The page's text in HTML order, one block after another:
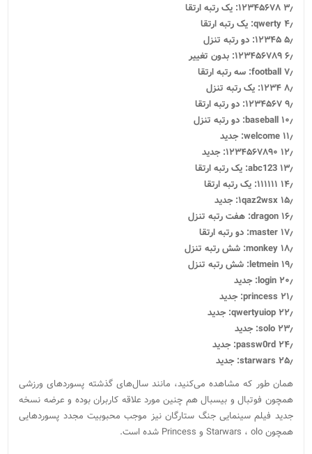
۳٫ ۱۲۳۴۵۶۷۸: یک رتبه ارتقا
۴٫ qwerty: یک رتبه ارتقا
۵٫ ۱۲۳۴۵: دو رتبه تنزل
۶٫ ۱۲۳۴۵۶۷۸۹: بدون تغییر
۷٫ football: سه رتبه ارتقا
۸٫ ۱۲۳۴: یک رتبه تنزل
۹٫ ۱۲۳۴۵۶۷: دو رتبه ارتقا
۱۰٫ baseball: دو رتبه تنزل
۱۱٫ welcome: جدید
۱۲٫ ۱۲۳۴۵۶۷۸۹۰: جدید
۱۳٫ abc123: یک رتبه ارتقا
۱۴٫ ۱۱۱۱۱۱: یک رتبه ارتقا
۱۵٫ ۱qaz2wsx: جدید
۱۶٫ dragon: هفت رتبه تنزل
۱۷٫ master: دو رتبه ارتقا
۱۸٫ monkey: شش رتبه تنزل
۱۹٫ letmein: شش رتبه تنزل
۲۰٫ login: جدید
۲۱٫ princess: جدید
۲۲٫ qwertyuiop: جدید
۲۳٫ solo: جدید
۲۴٫ passw0rd: جدید
۲۵٫ starwars: جدید
همان طور که مشاهده می‌کنید، مانند سال‌های گذشته پسوردهای ورزشی
همچون فوتبال و بیسبال هم چنین مورد علاقه کاربران بوده و عرضه نسخه
جدید فیلم سینمایی جنگ ستارگان نیز موجب محبوبیت مجدد پسوردهایی
همچون Starwars ، olo و Princess شده است.